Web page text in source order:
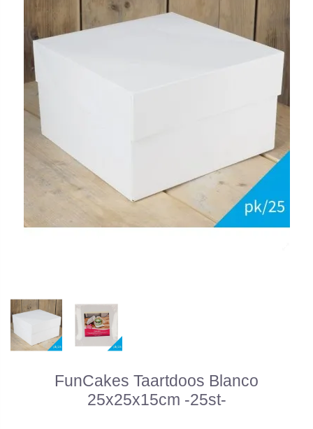
FunCakes Taartdoos Blanco
25x25x15cm -25st-